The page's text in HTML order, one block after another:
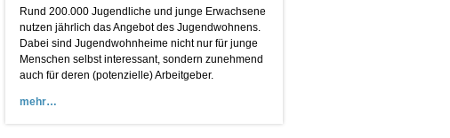
Rund 200.000 Jugendliche und junge Erwachsene
nutzen jährlich das Angebot des Jugendwohnens.
Dabei sind Jugendwohnheime nicht nur für junge
Menschen selbst interessant, sondern zunehmend
auch für deren (potenzielle) Arbeitgeber.
mehr